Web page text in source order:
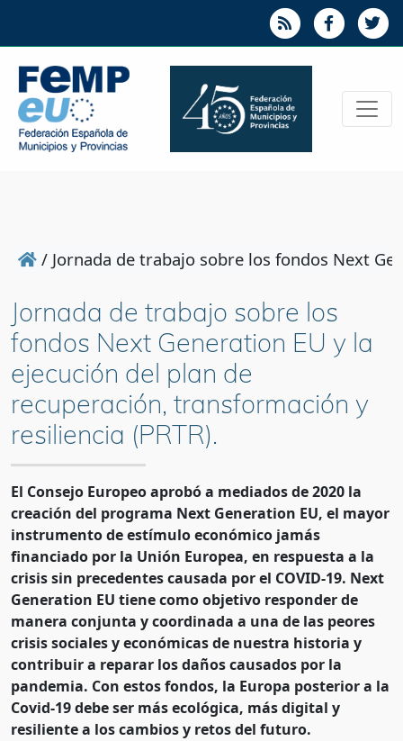
/ Jornada de trabajo sobre los fondos Next
Jornada de trabajo sobre los
fondos Next Generation EU y la
ejecución del plan de
recuperación, transformación y
resiliencia (PRTR).
El Consejo Europeo aprobó a mediados de 2020 la
creación del programa Next Generation EU, el mayor
instrumento de estímulo económico jamás
financiado por la Unión Europea, en respuesta a la
crisis sin precedentes causada por el COVID-19. Next
Generation EU tiene como objetivo responder de
manera conjunta y coordinada a una de las peores
crisis sociales y económicas de nuestra historia y
contribuir a reparar los daños causados por la
pandemia. Con estos fondos, la Europa posterior a la
Covid-19 debe ser más ecológica, más digital y
resiliente a los cambios y retos del futuro.